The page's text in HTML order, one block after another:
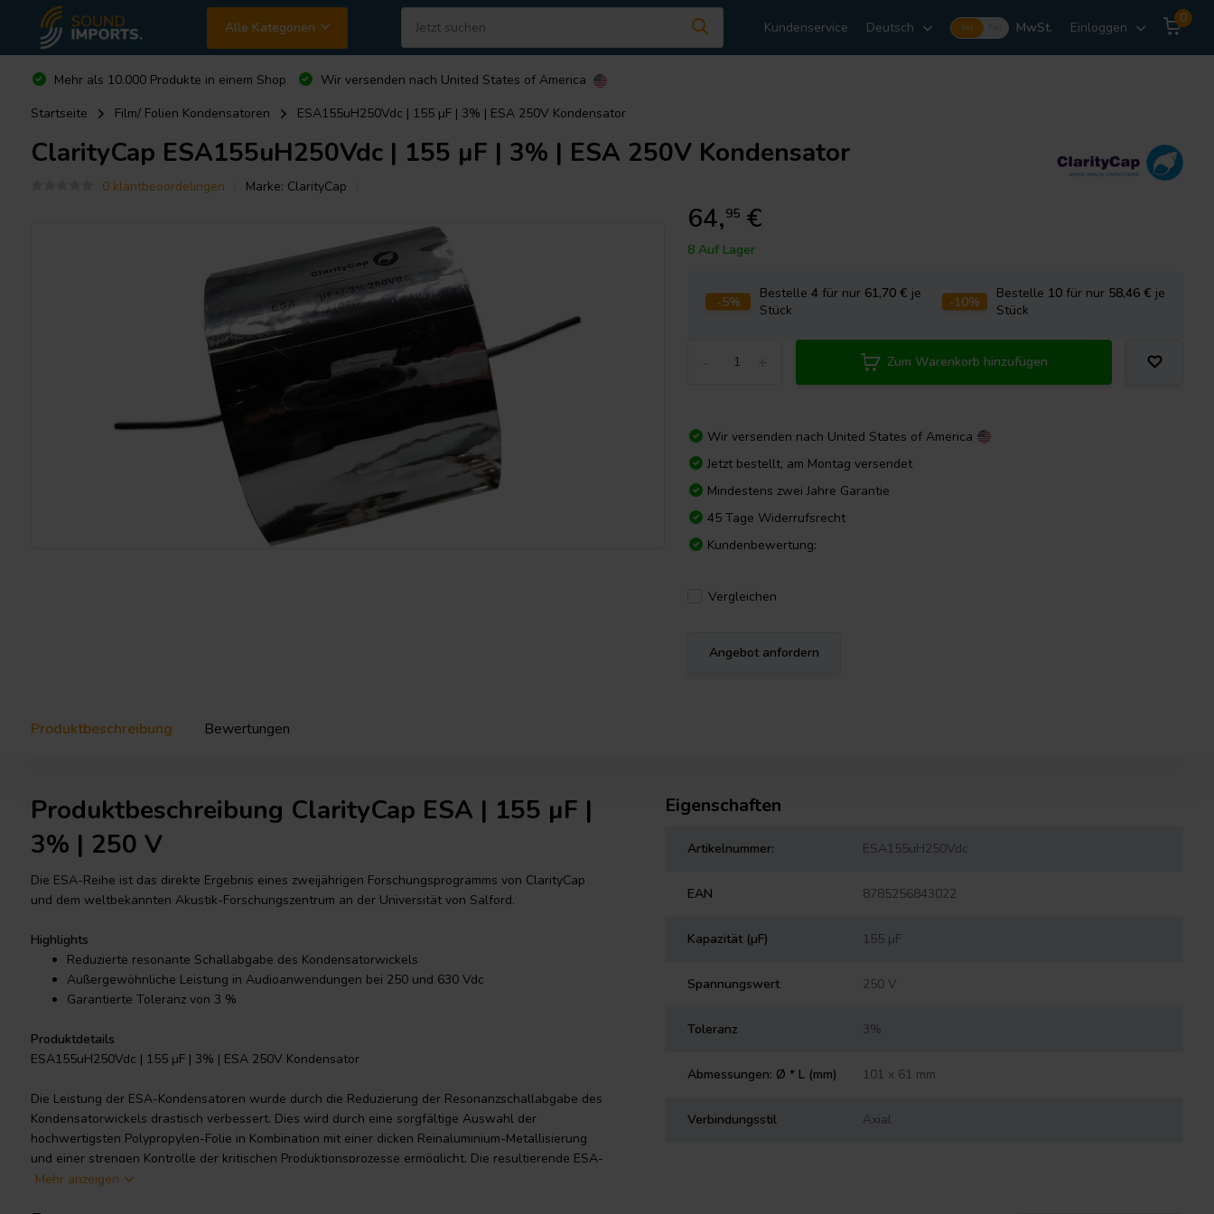
Alle Kategorien Kundenservice Deutsch Incl. MwSt. Einloggen
0
Mehr als 10.000 Produkte in einem Shop Wir versenden nach United States of America
Startseite
Film/ Folien Kondensatoren ESA155uH250Vdc | 155 µF | 3% | ESA 250V Kondensator
ClarityCap ESA155uH250Vdc | 155 µF | 3% | ESA 250V Kondensator
0 klantbeoordelingen Marke: ClarityCap
64,95 €
8 Auf Lager
-5% Bestelle4 für nur 61,70 € je
Stück
-10% Bestelle 10für nur 58,46€ je
Stück
Zum Warenkorb hinzufügen
Wir versenden nach United States of America
Jetzt bestellt, am Montag versendet
Mindestens zwei Jahre Garantie
45 Tage Widerrufsrecht
Kundenbewertung:
Vergleichen
Angebot anfordern
Produktbeschreibung Bewertungen
Produktbeschreibung ClarityCap ESA | 155 µF |
3% | 250 V
Die ESA-Reihe ist das direkte Ergebnis eines zweijährigen Forschungsprogramms von ClarityCap
und dem weltbekannten Akustik-Forschungszentrum an der Universität von Salford.
Highlights
Reduzierte resonante Schallabgabe des Kondensatorwickels
Außergewöhnliche Leistung in Audioanwendungen bei 250 und 630 Vdc
Garantierte Toleranz von 3 %
Produktdetails
ESA155uH250Vdc | 155 µF | 3% | ESA 250V Kondensator
Die Leistung der ESA-Kondensatoren wurde durch die Reduzierung der Resonanzschallabgabe des
Kondensatorwickels drastisch verbessert. Dies wird durch eine sorgfältige Auswahl der
hochwertigsten Polypropylen-Folie in Kombination mit einer dicken Reinaluminium-Metallisierung
und einer strengen Kontrolle der kritischen Produktionsprozesse ermöglicht. Die resultierende ESA-
Reihe zeigt eine außergewöhnliche Leistung in Audioanwendungen sowohl bei 250VDC als auch
Mehr anzeigen
Eigenschaften
Artikelnummer: ESA155uH250Vdc
EAN 8785256843022
Kapazität (µF) 155 µF
Spannungswert 250 V
Toleranz 3%
Abmessungen: Ø * L (mm) 101 x 61 mm
Verbindungsstil Axial